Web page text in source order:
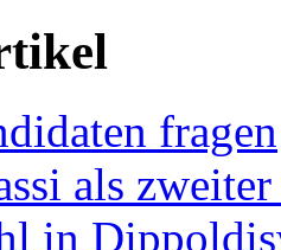
fragen
als
in